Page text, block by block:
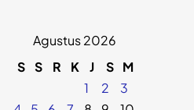
Agustus 2026
S S R K J S M
1
2
3